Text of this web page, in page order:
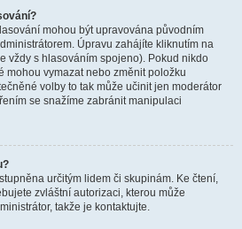
mohou být upravována původním
Úpravu zahájíte kliknutím na
vždy s hlasováním spojeno). Pokud nikdo
mohou vymazat nebo změnit položku
volby to tak může učinit jen moderátor
se snažíme zabránit manipulaci
určitým lidem či skupinám. Ke čtení,
zvláštní autorizaci, kterou může
takže je kontaktujte.